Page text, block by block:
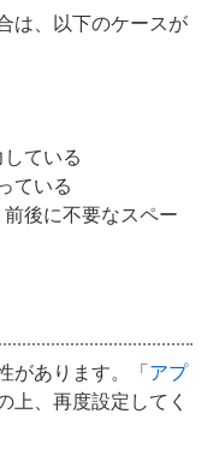
は、以下のケースが
ている
ている
後に不要なスペー
があります。「アプ
上、再度設定してく